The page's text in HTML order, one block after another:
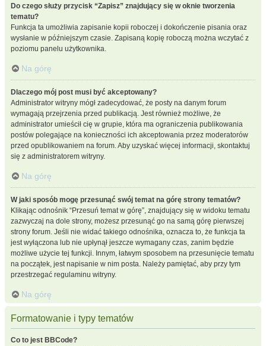
Do czego służy przycisk “Zapisz” znajdujący się w oknie tworzenia
tematu?
Funkcja ta umożliwia zapisanie kopii roboczej i dokończenie pisania oraz
wysłanie w późniejszym czasie. Zapisaną kopię roboczą można wczytać z
poziomu panelu użytkownika.
Na górę
Dlaczego mój post musi być akceptowany?
Administrator witryny mógł zadecydować, że posty na danym forum
wymagają przejrzenia przed publikacją. Jest również możliwe, że
administrator umieścił cię w grupie, która ma ograniczenia publikowania
postów polegające na konieczności ich akceptowania przez moderatorów
przed opublikowaniem na forum. Aby uzyskać więcej informacji, skontaktuj
się z administratorem witryny.
Na górę
W jaki sposób mogę przesunąć swój temat na górę strony tematów?
Klikając odnośnik “Przesuń temat w górę”, znajdujący się w widoku tematu
zazwyczaj na dole strony, możesz przesunąć go na samą górę pierwszej
strony forum. Jeśli nie widać takiego odnośnika, oznacza to, że funkcja ta
jest wyłączona lub nie upłynął jeszcze wymagany czas, zanim będzie
możliwe użycie tej funkcji. Innym, łatwym sposobem na przesunięcie tematu
na początek, jest napisanie w nim posta. Należy pamiętać, aby przy tym
przestrzegać regulaminu witryny.
Na górę
Formatowanie i typy tematów
Co to jest BBCode?